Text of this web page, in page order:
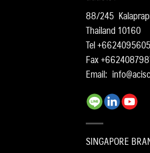
88/245
Thailand 10160
Tel +6624095605
Fax
Email:
SINGAPORE